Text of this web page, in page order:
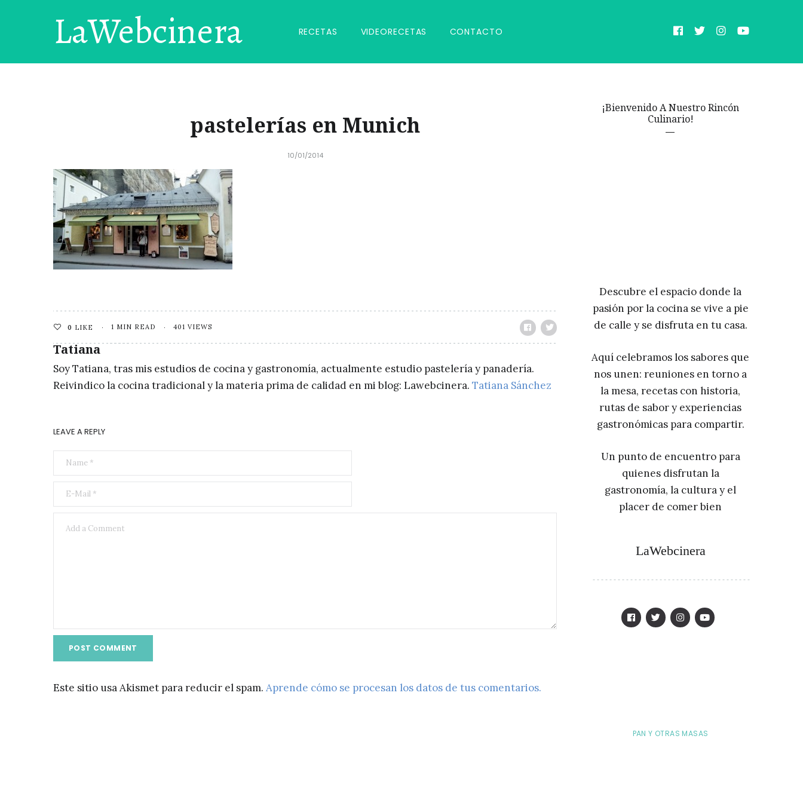
LaWebcinera RECETAS VIDEORECETAS CONTACTO
pastelerías en Munich
10/01/2014
0 LIKE 1 MIN READ 401 VIEWS
Tatiana
Soy Tatiana, tras mis estudios de cocina y gastronomía, actualmente estudio pastelería y panadería.
Reivindico la cocina tradicional y la materia prima de calidad en mi blog: Lawebcinera. Tatiana Sánchez
LEAVE A REPLY
Este sitio usa Akismet para reducir el spam. Aprende cómo se procesan los datos de tus comentarios.
¡Bienvenido A Nuestro Rincón
Culinario!
Descubre el espacio donde la
pasión por la cocina se vive a pie
de calle y se disfruta en tu casa.
Aquí celebramos los sabores que
nos unen: reuniones en torno a
la mesa, recetas con historia,
rutas de sabor y experiencias
gastronómicas para compartir.
Un punto de encuentro para
quienes disfrutan la
gastronomía, la cultura y el
placer de comer bien
LaWebcinera
PAN Y OTRAS MASAS